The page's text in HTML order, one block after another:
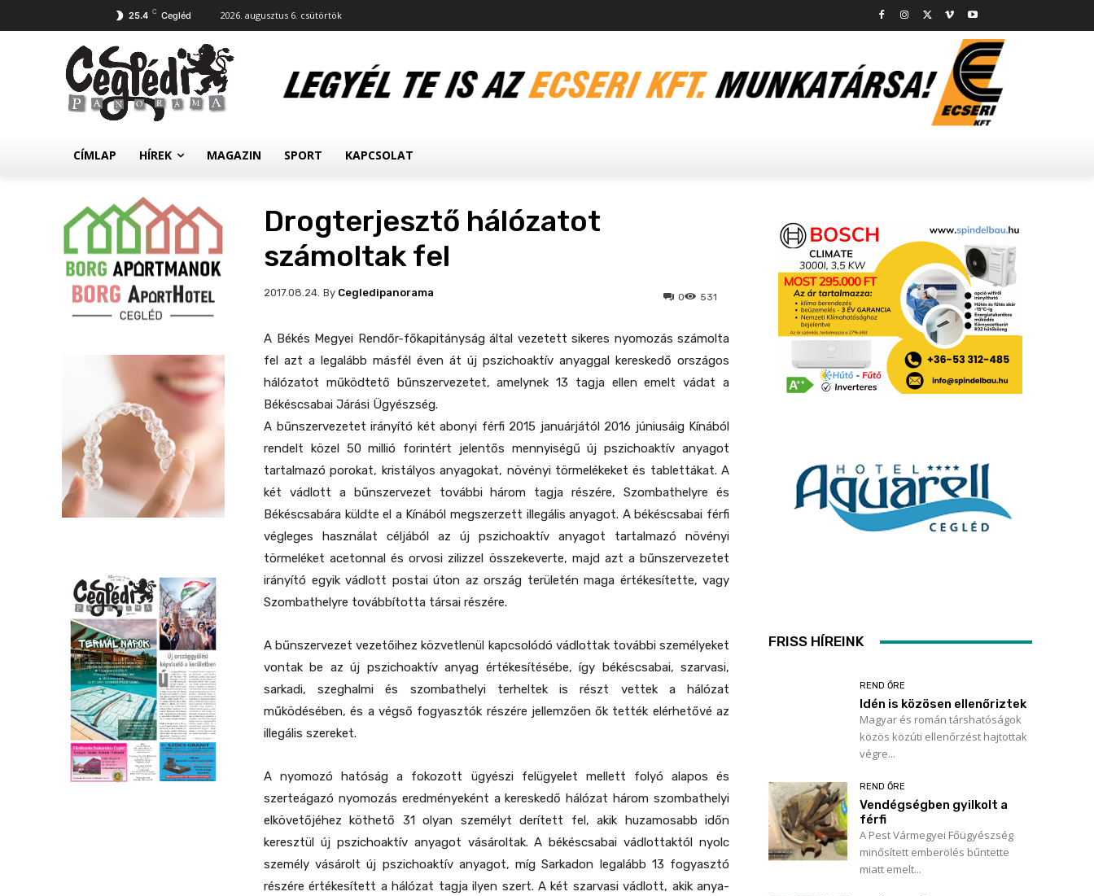
25.4 C Cegléd 2026. augusztus 6. csütörtök
CÍMLAP HÍREK MAGAZIN SPORT KAPCSOLAT
Drogterjesztő hálózatot
számoltak fel
2017.08.24. 531
0
By Cegledipanorama
A Békés Megyei Rendőr-főkapitányság által vezetett sikeres nyomozás számolta
fel azt a legalább másfél éven át új pszichoaktív anyaggal kereskedő országos
hálózatot működtető bűnszervezetet, amelynek 13 tagja ellen emelt vádat a
Békéscsabai Járási Ügyészség.
A bűnszervezetet irányító két abonyi férfi 2015 januárjától 2016 júniusáig Kínából
rendelt közel 50 millió forintért jelentős mennyiségű új pszichoaktív anyagot
tartalmazó porokat, kristályos anyagokat, növényi törmelékeket és tablettákat. A
két vádlott a bűnszervezet további három tagja részére, Szombathelyre és
Békéscsabára küldte el a Kínából megszerzett illegális anyagot. A békéscsabai férfi
végleges használat céljából az új pszichoaktív anyagot tartalmazó növényi
törmeléket acetonnal és orvosi zilizzel összekeverte, majd azt a bűnszervezetet
irányító egyik vádlott postai úton az ország területén maga értékesítette, vagy
Szombathelyre továbbította társai részére.
A bűnszervezet vezetőihez közvetlenül kapcsolódó vádlottak további személyeket
vontak be az új pszichoaktív anyag értékesítésébe, így békéscsabai, szarvasi,
sarkadi, szeghalmi és szombathelyi terheltek is részt vettek a hálózat
működésében, és a végső fogyasztók részére jellemzően ők tették elérhetővé az
illegális szereket.
A nyomozó hatóság a fokozott ügyészi felügyelet mellett folyó alapos és
szerteágazó nyomozás eredményeként a kereskedő hálózat három szombathelyi
elkövetőjéhez köthető 31 olyan személyt derített fel, akik huzamosabb időn
keresztül új pszichoaktív anyagot vásároltak. A békéscsabai vádlottaktól nyolc
személy vásárolt új pszichoaktív anyagot, míg Sarkadon legalább 13 fogyasztó
részére értékesített a hálózat tagja ilyen szert. A két szarvasi vádlott, akik anya-
FRISS HÍREINK
REND ŐRE
Idén is közösen ellenőriztek
Magyar és román társhatóságok
közös közúti ellenőrzést hajtottak
végre...
REND ŐRE
Vendégségben gyilkolt a
férfi
A Pest Vármegyei Főügyészség
minősített emberölés bűntette
miatt emelt...